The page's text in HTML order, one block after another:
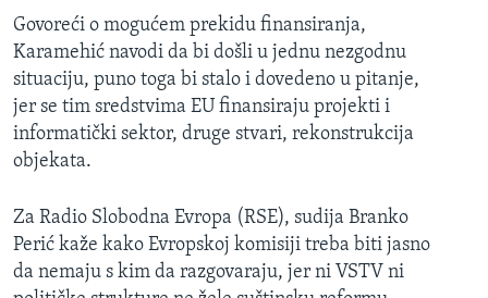
Govoreći o mogućem prekidu finansiranja,
Karamehić navodi da bi došli u jednu nezgodnu
situaciju, puno toga bi stalo i dovedeno u pitanje,
jer se tim sredstvima EU finansiraju projekti i
informatički sektor, druge stvari, rekonstrukcija
objekata.
Za Radio Slobodna Evropa (RSE), sudija Branko
Perić kaže kako Evropskoj komisiji treba biti jasno
da nemaju s kim da razgovaraju, jer ni VSTV ni